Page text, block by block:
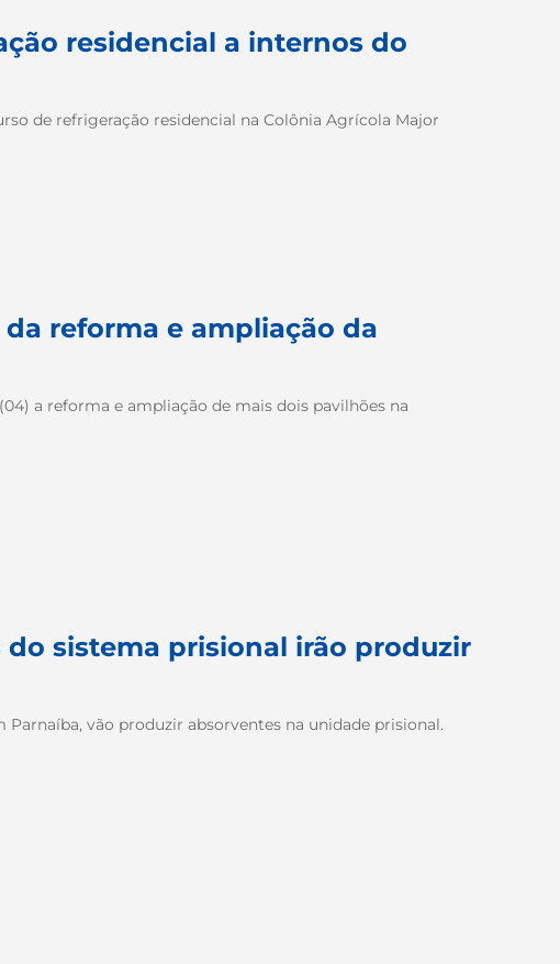
residencial a internos do
de refrigeração residencial na Colônia Agrícola Major
reforma e ampliação da
a reforma e ampliação de mais dois pavilhões na
sistema prisional irão produzir
vão produzir absorventes na unidade prisional.